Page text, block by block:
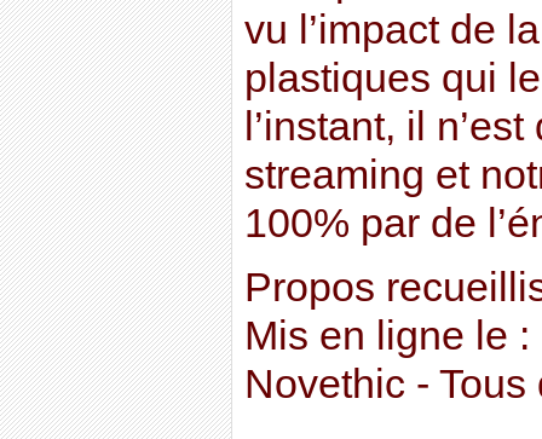
vu l’impact de
plastiques qui
l’instant, il
streaming et
100% par de
Propos
Mis en ligne le
Novethic -